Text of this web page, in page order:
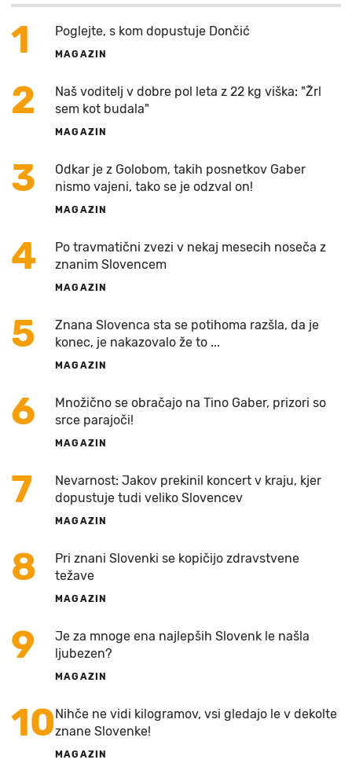
1 Poglejte, s kom dopustuje Dončić
MAGAZIN
2
Naš voditelj v dobre pol leta z 22 kg viška: "Žrl
sem kot budala"
MAGAZIN
3
Odkar je z Golobom, takih posnetkov Gaber
nismo vajeni, tako se je odzval on!
MAGAZIN
4
Po travmatični zvezi v nekaj mesecih noseča z
znanim Slovencem
MAGAZIN
5
Znana Slovenca sta se potihoma razšla, da je
konec, je nakazovalo že to ...
MAGAZIN
6
Množično se obračajo na Tino Gaber, prizori so
srce parajoči!
MAGAZIN
7
Nevarnost: Jakov prekinil koncert v kraju, kjer
dopustuje tudi veliko Slovencev
MAGAZIN
8
Pri znani Slovenki se kopičijo zdravstvene
težave
MAGAZIN
9
Je za mnoge ena najlepših Slovenk le našla
ljubezen?
MAGAZIN
10Nihče ne vidi kilogramov, vsi gledajo le v dekolte
znane Slovenke!
MAGAZIN